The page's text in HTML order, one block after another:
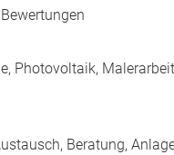
Photovoltaik,
Beratung,